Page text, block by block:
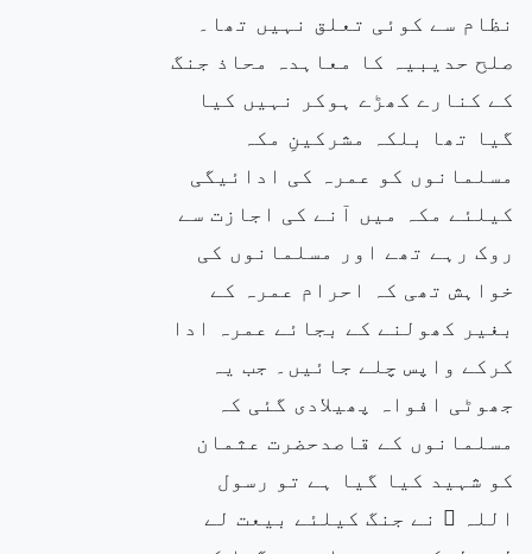
نظام سے کوئی تعلق نہیں تھا۔
صلح حدیبیہ کا معاہدہ محاذ جنگ
کے کنارے کھڑے ہوکر نہیں کیا
گیا تھا بلکہ مشرکینِ مکہ
مسلمانوں کو عمرہ کی ادائیگی
کیلئے مکہ میں آنے کی اجازت سے
روک رہے تھے اور مسلمانوں کی
خواہش تھی کہ احرام عمرہ کے
بغیر کھولنے کے بجائے عمرہ ادا
کرکے واپس چلے جائیں۔ جب یہ
جھوٹی افواہ پھیلادی گئی کہ
مسلمانوں کے قاصدحضرت عثمان
کو شہید کیا گیا ہے تو رسول
اللہ ۖ نے جنگ کیلئے بیعت لے